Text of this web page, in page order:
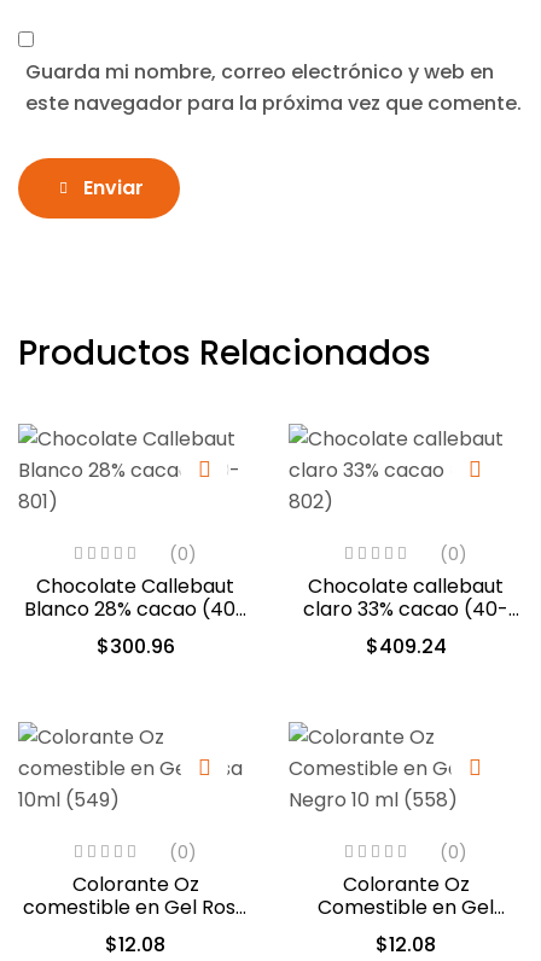
Guarda mi nombre, correo electrónico y web en
este navegador para la próxima vez que comente.
Enviar
Productos Relacionados
(0)
Chocolate Callebaut
Blanco 28% cacao (40-
801)
$300.96
(0)
Chocolate callebaut
claro 33% cacao (40-
802)
$409.24
(0)
Colorante Oz
comestible en Gel Rosa
10ml (549)
$12.08
(0)
Colorante Oz
Comestible en Gel
Negro 10 ml (558)
$12.08